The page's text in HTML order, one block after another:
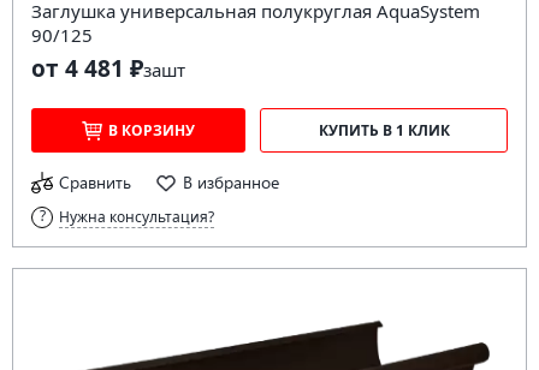
Заглушка универсальная полукруглая AquaSystem
90/125
от 4 481 ₽зашт
В КОРЗИНУ КУПИТЬ В 1 КЛИК
Сравнить В избранное
Нужна консультация?